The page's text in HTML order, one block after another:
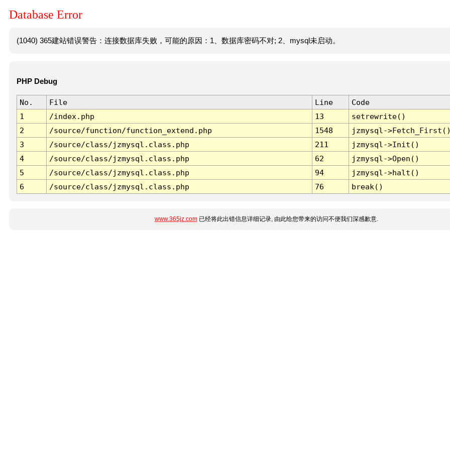
Database Error
(1040) 365建站错误警告：连接数据库失败，可能的原因：1、数据库密码不对; 2、mysql未启动。
PHP Debug
No. File Line
Code
1
/index.php 13
setrewrite()
2
/source/function/function_extend.php 1548
jzmysql-
3
/source/class/jzmysql.class.php 211
jzmysql->Init()
4
/source/class/jzmysql.class.php 62
jzmysql->Open()
5
/source/class/jzmysql.class.php 94
jzmysql->halt()
6
/source/class/jzmysql.class.php 76 break()
www.365jz.com已经将此出错信息详细记录, 由此给您带来的访问不便我们深感歉意.